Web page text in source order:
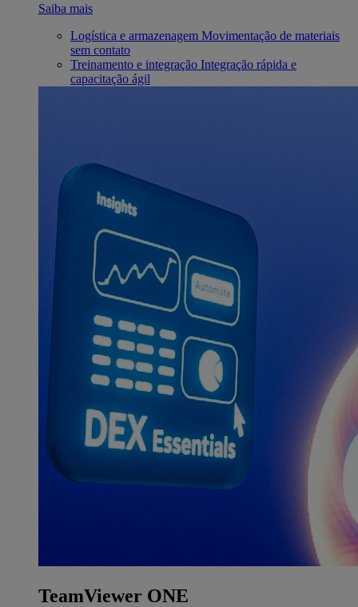
Saiba mais
Logística e armazenagem Movimentação de materiais
sem contato
Treinamento e integração Integração rápida e
capacitação ágil
TeamViewer ONE